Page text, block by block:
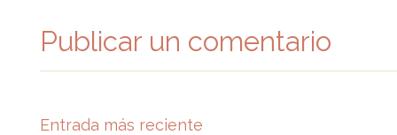
Publicar un comentario
Entrada más reciente